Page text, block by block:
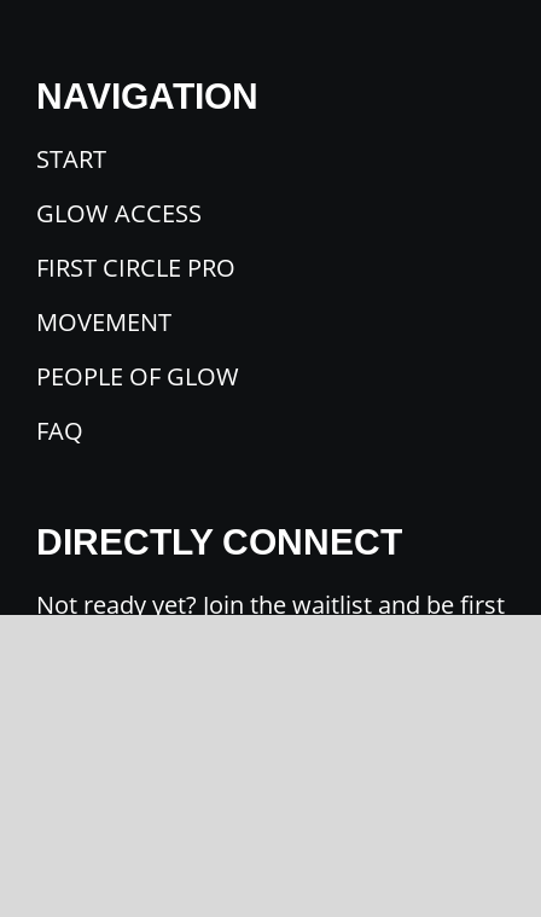
NAVIGATION
START
GLOW ACCESS
FIRST CIRCLE PRO
MOVEMENT
PEOPLE OF GLOW
FAQ
DIRECTLY CONNECT
Not ready yet? Join the waitlist and be first